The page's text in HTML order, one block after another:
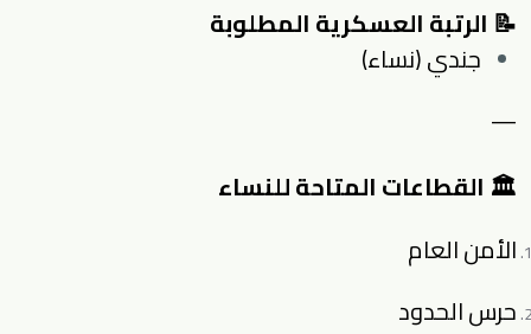
📝 الرتبة العسكرية المطلوبة
جندي (نساء)
—
🏛 القطاعات المتاحة للنساء
الأمن العام
حرس الحدود